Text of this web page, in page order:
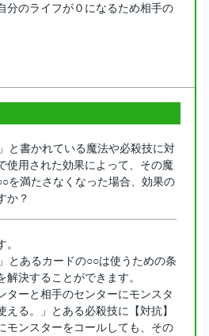
分のライフが０になるため相手の
と書かれている魔法や必殺技に対
使用された効果によって、その魔
を満たさなくなった場合、効果の
か？
とあるカードの○○は使うための条
解決することができます。
ターと相手のセンターにモンスタ
える。」とある必殺技に【対抗】
モンスターをコールしても、その